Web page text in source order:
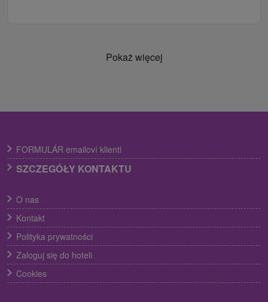
Pokaż więcej
FORMULÁR emailoví klienti
SZCZEGÓŁY KONTAKTU
O nas
Kontakt
Polityka prywatności
Zaloguj się do hoteli
Cookies